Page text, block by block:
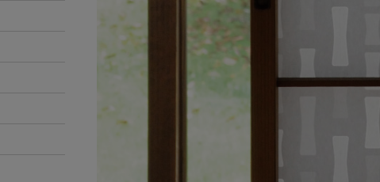
リメイクシート
施工道具
DIYパーツ